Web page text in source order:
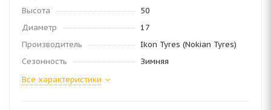
Высота
50
Диаметр
17
Производитель
Ikon Tyres (Nokian Tyres)
Сезонность
Зимняя
Все характеристики